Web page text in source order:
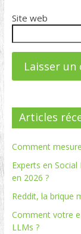
Site web
Articles
Comment
Experts en
en 2026 ?
Reddit, la brique
Comment votre
LLMs ?